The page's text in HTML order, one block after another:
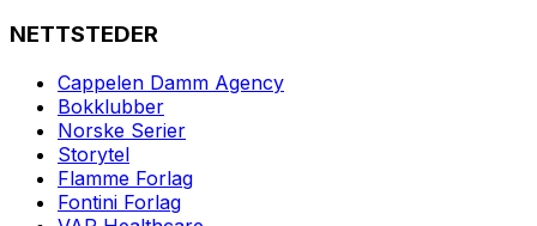
NETTSTEDER
Cappelen Damm Agency
Bokklubber
Norske Serier
Storytel
Flamme Forlag
Fontini Forlag